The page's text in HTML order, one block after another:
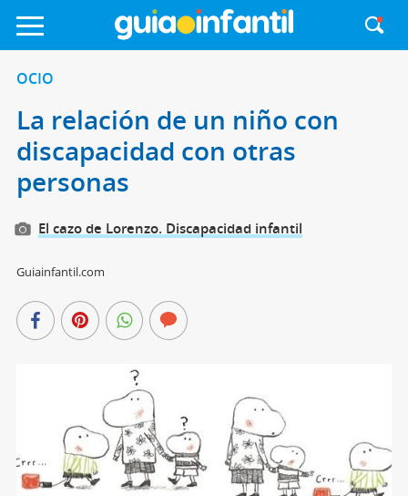
OCIO
La relación de un niño con
discapacidad con otras
personas
El cazo de Lorenzo. Discapacidad infantil
Guiainfantil.com